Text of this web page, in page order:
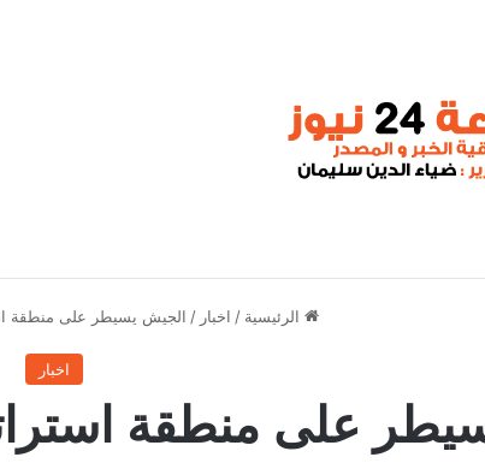
الرئيسية / اخبار / الجيش يسيطر على منطقة
اخبار
على منطقة